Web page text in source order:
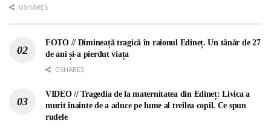
0 SHARES
FOTO // Dimineață tragică în raionul Edineț. Un tânăr de 27
de ani și-a pierdut viața
0 SHARES
VIDEO // Tragedia de la maternitatea din Edineț: Livica a
murit înainte de a aduce pe lume al treilea copil. Ce spun
rudele